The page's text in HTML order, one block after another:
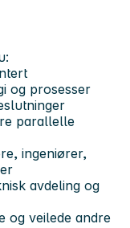
og prosesser
parallelle
ingeniører,
avdeling og
og veilede andre